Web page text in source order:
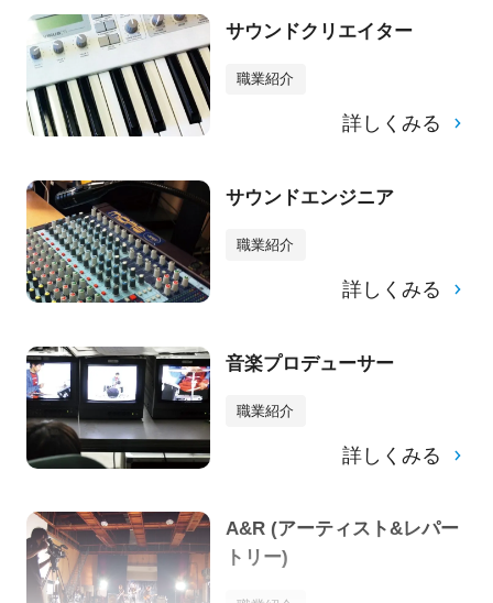
サウンドクリエイター
職業紹介
詳しくみる
サウンドエンジニア
職業紹介
詳しくみる
音楽プロデューサー
職業紹介
詳しくみる
A&R (アーティスト&レパー
トリー)